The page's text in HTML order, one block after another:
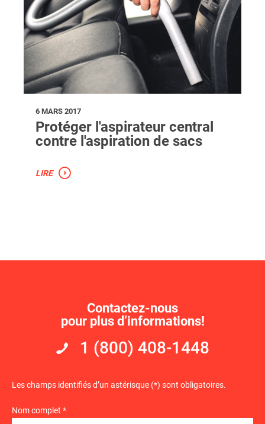
6 MARS 2017
Protéger l'aspirateur central
contre l'aspiration de sacs
LIRE
Contactez-nous
pour plus d’informations!
1 (800) 408-1448
Les champs identifiés d’un astérisque (*) sont obligatoires.
Nom complet *